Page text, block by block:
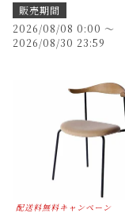
販売期間
2026/08/08 0:00 〜
2026/08/30 23:59
配送料無料キャンペーン